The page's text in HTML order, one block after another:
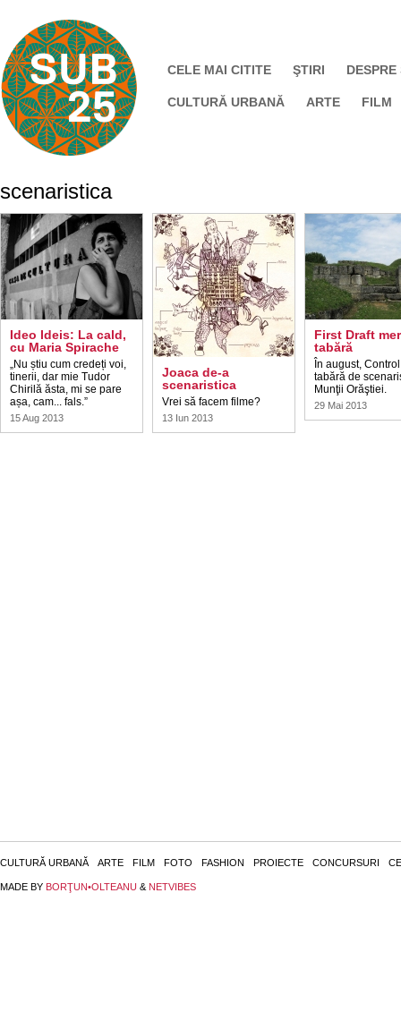
CELE MAI CITITE ŞTIRI DESPRE
CULTURĂ URBANĂ ARTE FILM
scenaristica
Ideo Ideis: La cald,
cu Maria Spirache
„Nu știu cum credeți voi,
tinerii, dar mie Tudor
Chirilă ăsta, mi se pare
așa, cam... fals.”
15 Aug 2013
Joaca de-a
scenaristica
Vrei să facem filme?
13 Iun 2013
First Draft
tabără
În august,
tabără de
Munţii Orăştiei.
29 Mai 2013
CULTURĂ URBANĂ ARTE FILM FOTO FASHION PROIECTE CONCURSURI
MADE BY BORŢUN•OLTEANU & NETVIBES